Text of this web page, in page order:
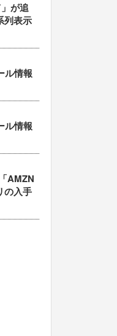
が追
列表示
ル情報
ル情報
AMZN
の入手